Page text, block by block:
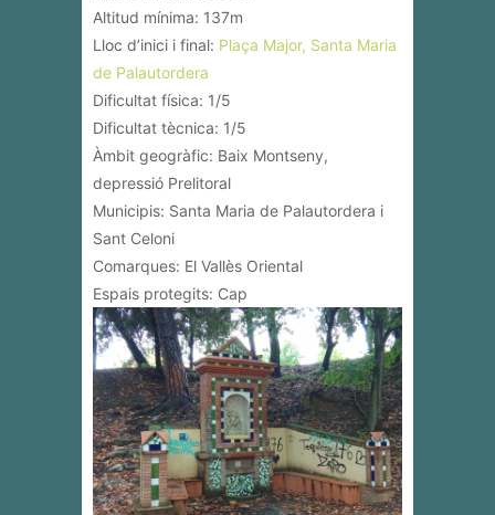
Altitud mínima: 137m
Lloc d’inici i final: Plaça Major, Santa Maria
de Palautordera
Dificultat física: 1/5
Dificultat tècnica: 1/5
Àmbit geogràfic: Baix Montseny,
depressió Prelitoral
Municipis: Santa Maria de Palautordera i
Sant Celoni
Comarques: El Vallès Oriental
Espais protegits: Cap